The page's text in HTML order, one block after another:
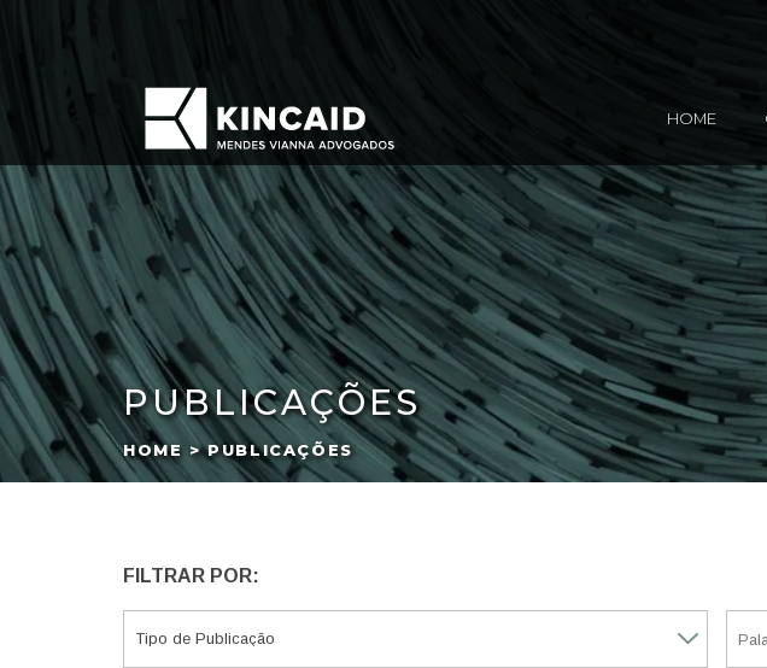
HOME
PUBLICAÇÕES
HOME > PUBLICAÇÕES
FILTRAR POR: